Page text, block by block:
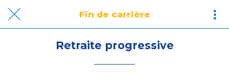
Fin de carrière
Retraite progressive